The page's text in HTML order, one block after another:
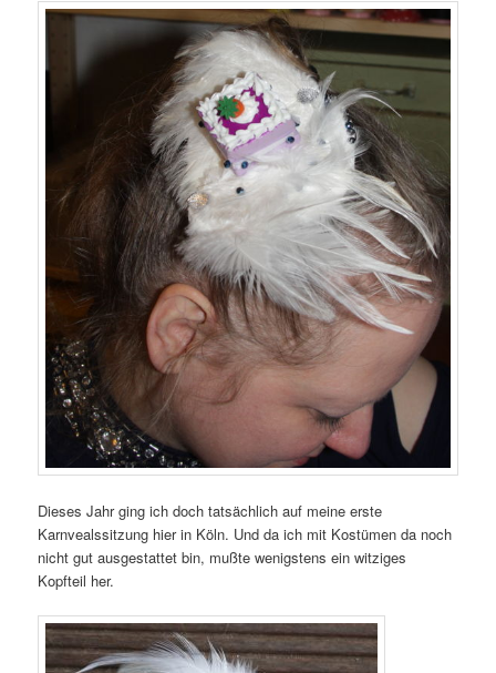
Dieses Jahr ging ich doch tatsächlich auf meine erste
Karnvealssitzung hier in Köln. Und da ich mit Kostümen da noch
nicht gut ausgestattet bin, mußte wenigstens ein witziges
Kopfteil her.